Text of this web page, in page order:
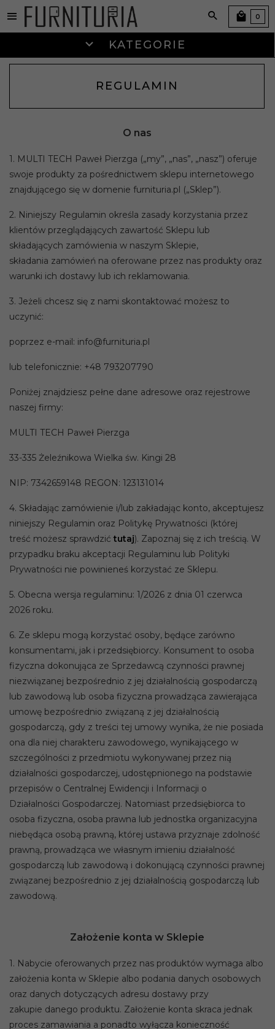
KATEGORIE
0
REGULAMIN
O nas
1. MULTI TECH Paweł Pierzga („my”, „nas”, „nasz”) oferuje
swoje produkty za pośrednictwem sklepu internetowego
znajdującego się w domenie furnituria.pl („Sklep”).
2. Niniejszy Regulamin określa zasady korzystania przez
klientów przeglądających zawartość Sklepu lub
składających zamówienia w naszym Sklepie,
składania zamówień na oferowane przez nas produkty oraz
warunki ich dostawy lub ich reklamowania.
3. Jeżeli chcesz się z nami skontaktować możesz to
uczynić:
poprzez e-mail: info@furnituria.pl
lub telefonicznie: +48 793207790
Poniżej znajdziesz pełne dane adresowe oraz rejestrowe
naszej firmy:
MULTI TECH Paweł Pierzga
33-335 Żeleźnikowa Wielka św. Kingi 28
NIP: 7342659148 REGON: 123131014
4. Składając zamówienie i/lub zakładając konto, akceptujesz
niniejszy Regulamin oraz Politykę Prywatności (której
treść możesz sprawdzićtutaj). Zapoznaj się z ich treścią. W
przypadku braku akceptacji Regulaminu lub Polityki
Prywatności nie powinieneś korzystać ze Sklepu.
5. Obecna wersja regulaminu: 1/2026 z dnia 01 czerwca
2026 roku.
6. Ze sklepu mogą korzystać osoby, będące zarówno
konsumentami, jak i przedsiębiorcy. Konsument to osoba
fizyczna dokonująca ze Sprzedawcą czynności prawnej
niezwiązanej bezpośrednio z jej działalnością gospodarczą
lub zawodową lub osoba fizyczna prowadząca zawierająca
umowę bezpośrednio związaną z jej działalnością
gospodarczą, gdy z treści tej umowy wynika, że nie posiada
ona dla niej charakteru zawodowego, wynikającego w
szczególności z przedmiotu wykonywanej przez nią
działalności gospodarczej, udostępnionego na podstawie
przepisów o Centralnej Ewidencji i Informacji o
Działalności Gospodarczej. Natomiast przedsiębiorca to
osoba fizyczna, osoba prawna lub jednostka organizacyjna
niebędąca osobą prawną, której ustawa przyznaje zdolność
prawną, prowadząca we własnym imieniu działalność
gospodarczą lub zawodową i dokonującą czynności prawnej
związanej bezpośrednio z jej działalnością gospodarczą lub
zawodową.
Założenie konta w Sklepie
1. Nabycie oferowanych przez nas produktów wymaga albo
założenia konta w Sklepie albo podania danych osobowych
oraz danych dotyczących adresu dostawy przy
zakupie danego produktu. Założenie konta skraca jednak
proces zamawiania a ponadto wyłącza konieczność